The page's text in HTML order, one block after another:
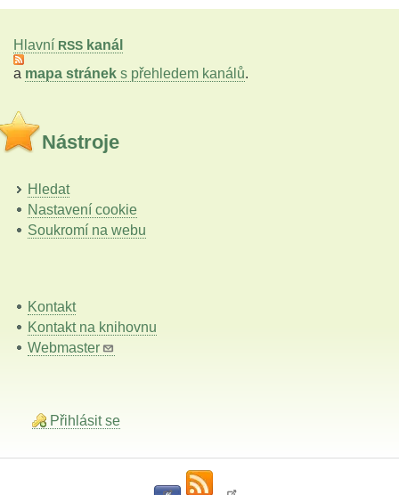
Hlavní RSS kanál
a mapa stránek s přehledem kanálů.
Nástroje
Hledat
Nastavení cookie
Soukromí na webu
Kontakt
Kontakt na knihovnu
Webmaster
Přihlásit se